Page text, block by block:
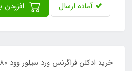
آماده ارسال